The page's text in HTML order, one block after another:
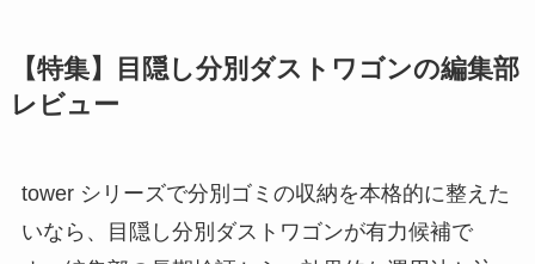
【特集】目隠し分別ダストワゴンの編集部
レビュー
tower シリーズで分別ゴミの収納を本格的に整えた
いなら、目隠し分別ダストワゴンが有力候補で